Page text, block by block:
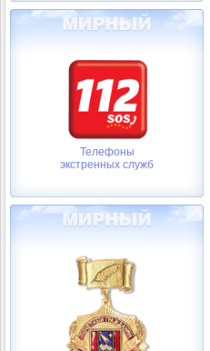
Телефоны
экстренных служб